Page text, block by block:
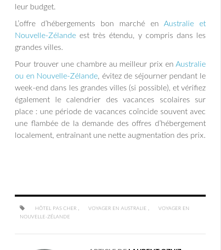
leur budget.
L’offre d’hébergements bon marché en Australie et
Nouvelle-Zélande est très étendu, y compris dans les
grandes villes.
Pour trouver une chambre au meilleur prix en Australie
ou en Nouvelle-Zélande, évitez de séjourner pendant le
week-end dans les grandes villes (si possible), et vérifiez
également le calendrier des vacances scolaires sur
place : une période de vacances coïncide souvent avec
une flambée de la demande des offres d’hébergement
localement, entraînant une nette augmentation des prix.
HÔTEL PAS CHER VOYAGER EN AUSTRALIE
VOYAGER EN
NOUVELLE-ZÉLANDE